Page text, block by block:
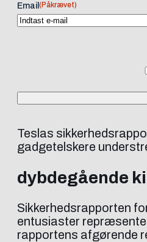
Email (Påkrævet)
Teslas
gadgetelskere
dybdegående
Sikkerhedsrapporten
entusiaster
rapportens afgørende